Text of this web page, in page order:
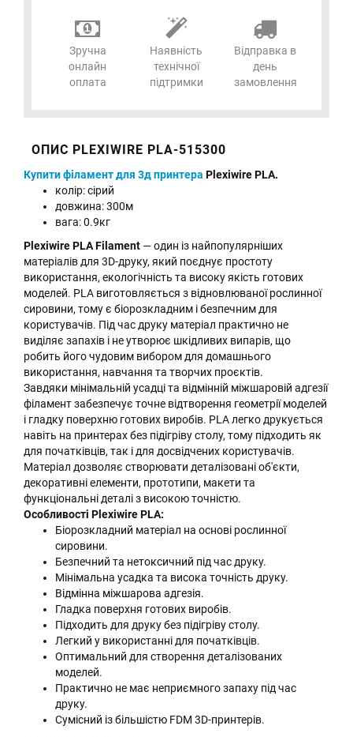
Зручна
онлайн
оплата
Наявність
технічної
підтримки
Відправка в
день
замовлення
ОПИС PLEXIWIRE PLA-515300
Купити філамент для 3д принтера Plexiwire PLA.
колір: сірий
довжина: 300м
вага: 0.9кг
Plexiwire PLA Filament — один із найпопулярніших
матеріалів для 3D-друку, який поєднує простоту
використання, екологічність та високу якість готових
моделей. PLA виготовляється з відновлюваної рослинної
сировини, тому є біорозкладним і безпечним для
користувачів. Під час друку матеріал практично не
виділяє запахів і не утворює шкідливих випарів, що
робить його чудовим вибором для домашнього
використання, навчання та творчих проєктів.
Завдяки мінімальній усадці та відмінній міжшаровій адгезії
філамент забезпечує точне відтворення геометрії моделей
і гладку поверхню готових виробів. PLA легко друкується
навіть на принтерах без підігріву столу, тому підходить як
для початківців, так і для досвідчених користувачів.
Матеріал дозволяє створювати деталізовані об'єкти,
декоративні елементи, прототипи, макети та
функціональні деталі з високою точністю.
Особливості Plexiwire PLA:
Біорозкладний матеріал на основі рослинної
сировини.
Безпечний та нетоксичний під час друку.
Мінімальна усадка та висока точність друку.
Відмінна міжшарова адгезія.
Гладка поверхня готових виробів.
Підходить для друку без підігріву столу.
Легкий у використанні для початківців.
Оптимальний для створення деталізованих
моделей.
Практично не має неприємного запаху під час
друку.
Сумісний із більшістю FDM 3D-принтерів.